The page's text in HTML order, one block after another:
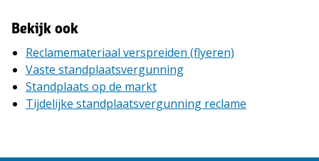
Bekijk ook
Reclamemateriaal verspreiden (flyeren)
Vaste standplaatsvergunning
Standplaats op de markt
Tijdelijke standplaatsvergunning reclame